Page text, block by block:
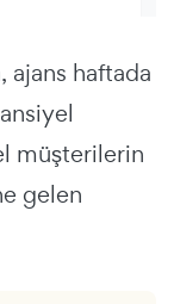
ajans haftada
müşterilerin
gelen